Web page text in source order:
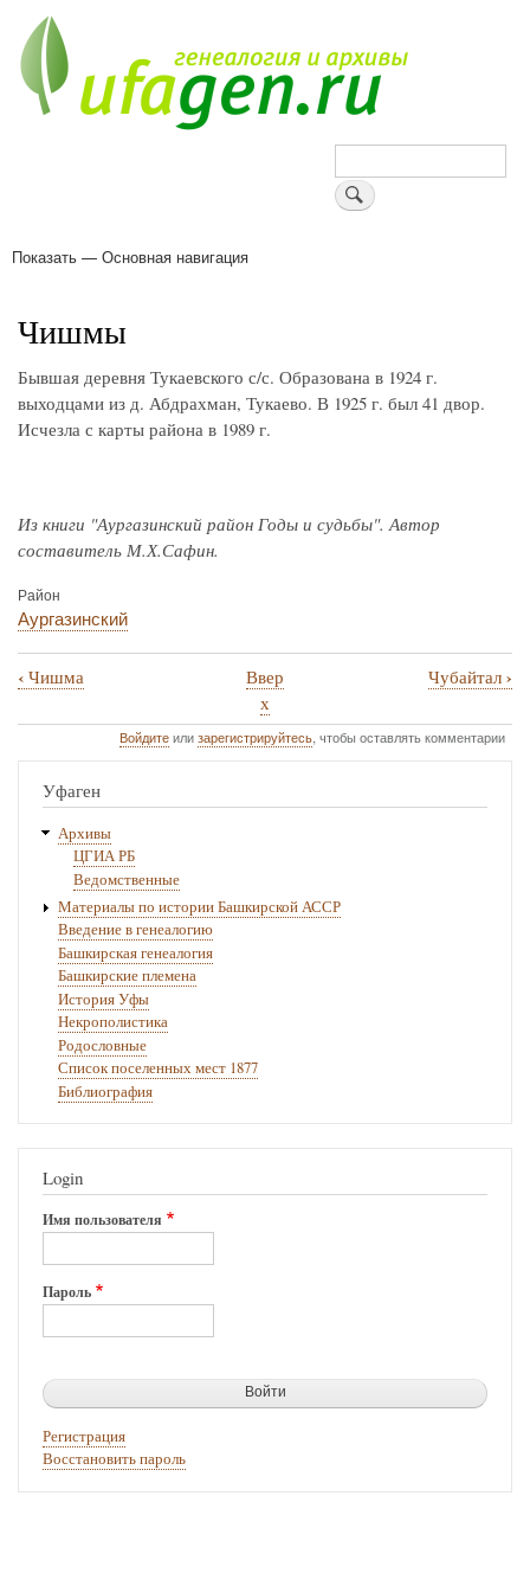
основному
содержанию
Поиск
Основная
Показать — Основная навигация
Чишмы
Бывшая деревня Тукаевского с/с. Образована в 1924 г.
выходцами из д. Абдрахман, Тукаево. В 1925 г. был 41 двор.
Исчезла с карты района в 1989 г.
Из книги "Аургазинский район Годы и судьбы". Автор
составитель М.Х.Сафин.
Район
Аургазинский
Перекрёстные
ссылки
книги
для
Чишмы
‹ Чишма
Ввер
х
Чубайтал ›
Войдитеилизарегистрируйтесь, чтобы оставлять комментарии
Уфаген
Архивы
ЦГИА РБ
Ведомственные
Материалы по истории Башкирской АССР
Введение в генеалогию
Башкирская генеалогия
Башкирские племена
История Уфы
Некрополистика
Родословные
Список поселенных мест 1877
Библиография
Login
Имя пользователя
Пароль
Регистрация
Восстановить пароль